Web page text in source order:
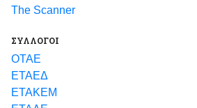
The Scanner
ΣΥΛΛΟΓΟΙ
ΟΤΑΕ
ΕΤΑΕΔ
ΕΤΑΚΕΜ